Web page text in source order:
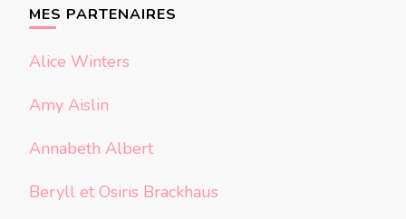
MES PARTENAIRES
Alice Winters
Amy Aislin
Annabeth Albert
Beryll et Osiris Brackhaus